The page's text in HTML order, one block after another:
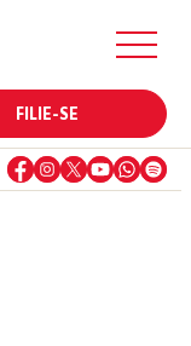
FILIE-SE